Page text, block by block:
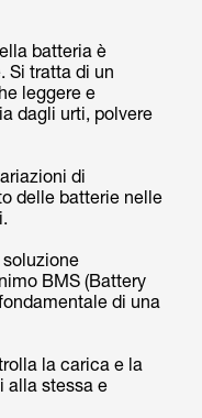
batteria è
Si tratta di un
leggere e
dagli urti, polvere
di
delle batterie nelle
BMS (Battery
di una
la carica e la
alla stessa e